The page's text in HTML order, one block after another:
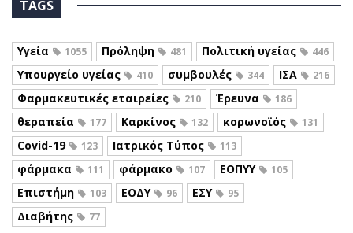
TAGS
Υγεία 1055 Πρόληψη 481 Πολιτική υγείας 446
Υπουργείο υγείας 410 συμβουλές 344 ΙΣΑ 216
Φαρμακευτικές εταιρείες 210 Έρευνα 186
θεραπεία 177 Καρκίνος 132 κορωνοϊός 131
Covid-19 123 Ιατρικός Τύπος 113
φάρμακα 111 φάρμακο 107 ΕΟΠΥΥ 105
Επιστήμη 103 ΕΟΔΥ 96 ΕΣΥ 95
Διαβήτης 77